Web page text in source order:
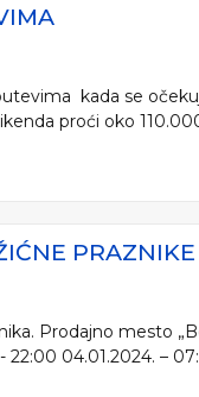
kada se
proći oko
PRAZNIKE
Prodajno mesto
22:00 04.01.2024. –